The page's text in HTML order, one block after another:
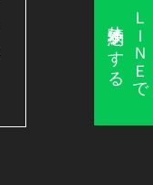
体験予約をするＬＩＮＥで